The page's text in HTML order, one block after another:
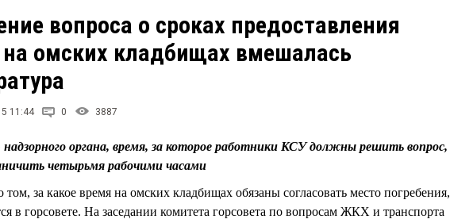
вопроса о сроках предоставления
на омских кладбищах вмешалась
11:44 0 3887
органа, время, за которое работники КСУ должны решить вопрос,
четырьмя рабочими часами
том, за какое время на омских кладбищах обязаны согласовать место погребения,
в горсовете. На заседании комитета горсовета по вопросам ЖКХ и транспорта